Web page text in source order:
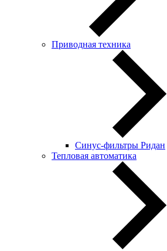
Приводная техника
Синус-фильтры Ридан
Тепловая автоматика